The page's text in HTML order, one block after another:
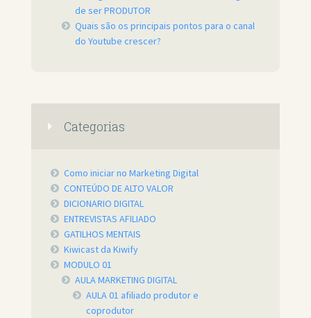
de ser PRODUTOR
Quais são os principais pontos para o canal
do Youtube crescer?
Categorias
Como iniciar no Marketing Digital
CONTEÚDO DE ALTO VALOR
DICIONARIO DIGITAL
ENTREVISTAS AFILIADO
GATILHOS MENTAIS
Kiwicast da Kiwify
MODULO 01
AULA MARKETING DIGITAL
AULA 01 afiliado produtor e
coprodutor